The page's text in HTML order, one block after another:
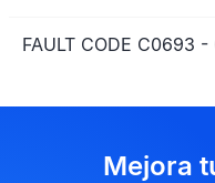
FAULT CODE C0693 -
Mejora